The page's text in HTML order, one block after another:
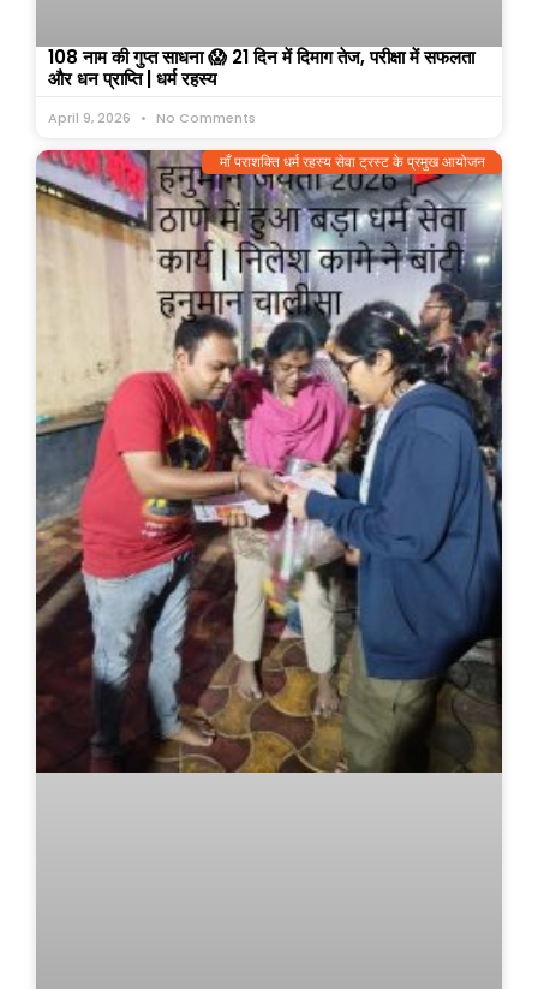
108 नाम की गुप्त साधना 😱 21 दिन में दिमाग तेज, परीक्षा में सफलता
और धन प्राप्ति | धर्म रहस्य
April 9, 2026 No Comments
माँ पराशक्ति धर्म रहस्य सेवा ट्रस्ट के प्रमुख आयोजन